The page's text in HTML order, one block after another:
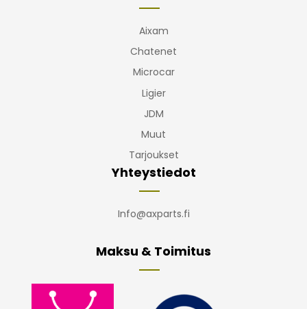
Aixam
Chatenet
Microcar
Ligier
JDM
Muut
Tarjoukset
Yhteystiedot
Info@axparts.fi
Maksu & Toimitus